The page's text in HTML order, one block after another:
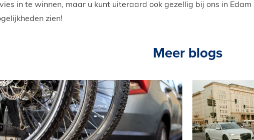
in te winnen, maar u kunt uiteraard ook gezellig bij ons in
zien!
Meer blogs